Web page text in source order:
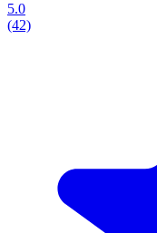
5.0
(42)